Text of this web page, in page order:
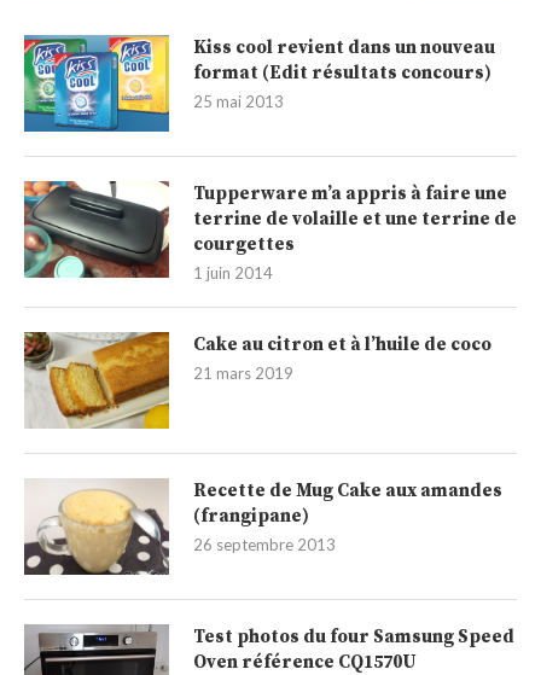
Kiss cool revient dans un nouveau
format (Edit résultats concours)
25 mai 2013
Tupperware m’a appris à faire une
terrine de volaille et une terrine de
courgettes
1 juin 2014
Cake au citron et à l’huile de coco
21 mars 2019
Recette de Mug Cake aux amandes
(frangipane)
26 septembre 2013
Test photos du four Samsung Speed
Oven référence CQ1570U